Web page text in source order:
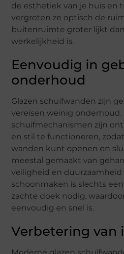
de esthetiek van je huis en
vergroten ze optisch de
buitenruimte groter lijkt
werkelijkheid is.
Eenvoudig in
onderhoud
Glazen schuifwanden zijn
vereisen weinig onderhoud.
schuifmechanismen zijn
en stil te functioneren,
wanden kunt openen en
meestal gemaakt van
veiligheid en duurzaamheid
schoonmaken is slechts
zachte doek nodig,
eenvoudig en snel is.
Verbetering van